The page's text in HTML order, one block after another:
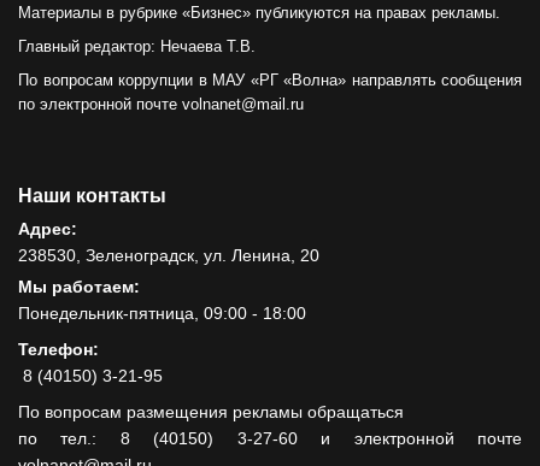
Материалы в рубрике «Бизнес» публикуются на правах рекламы.
Главный редактор: Нечаева Т.В.
По вопросам коррупции в МАУ «РГ «Волна» направлять сообщения
по электронной почте volnanet@mail.ru
Наши контакты
Адрес:
238530, Зеленоградск, ул. Ленина, 20
Мы работаем:
Понедельник-пятница, 09:00 - 18:00
Телефон:
8 (40150) 3-21-95
По вопросам размещения рекламы обращаться
по тел.: 8 (40150) 3-27-60 и электронной почте